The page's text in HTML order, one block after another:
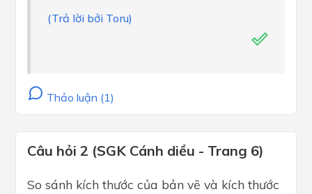
(Trả lời bởi Toru)
Thảo luận (1)
Câu hỏi 2 (SGK Cánh diều - Trang 6)
So sánh kích thước của bản vẽ và kích thước